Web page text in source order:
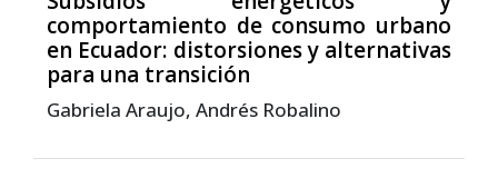
comportamiento de consumo urbano
en Ecuador: distorsiones y alternativas
para una transición
Gabriela Araujo, Andrés Robalino